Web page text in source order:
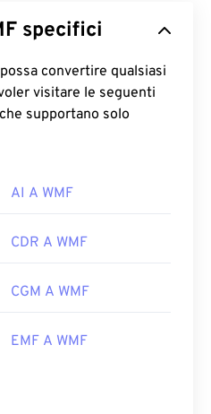
WMF specifici
convertire qualsiasi
supportano solo
AI A WMF
CDR A WMF
CGM A WMF
EMF A WMF